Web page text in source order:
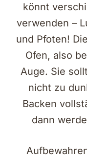
könnt
verwenden –
und Pfoten!
Ofen, also
Auge. Sie
nicht zu
Backen
dann